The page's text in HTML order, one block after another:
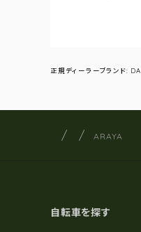
正規ディーラーブラン
サイト内の
サイクルショップナカゴヤ
ARAYA
自転車を探す